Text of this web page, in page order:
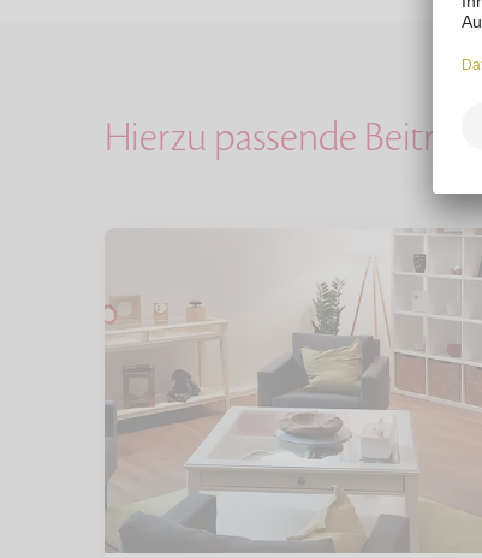
Hierzu passende Beiträge